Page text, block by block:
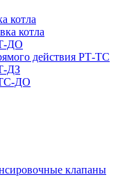
котла
котла
ДО
действия РТ-ТС
ДЗ
ДО
клапаны